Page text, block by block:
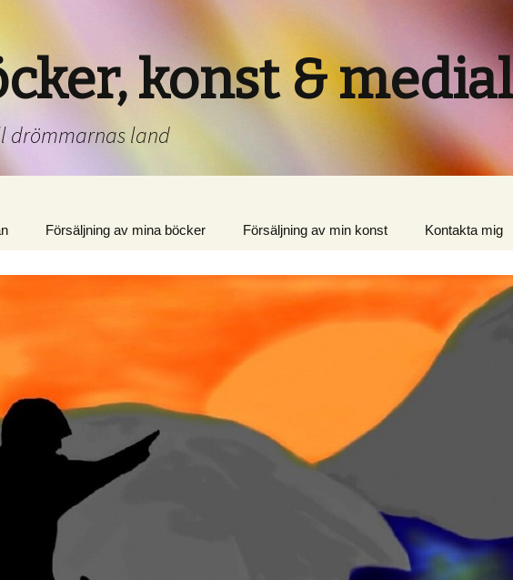
konst &
drömmarnas land
Försäljning av mina böcker Försäljning av min konst Kontakta mig